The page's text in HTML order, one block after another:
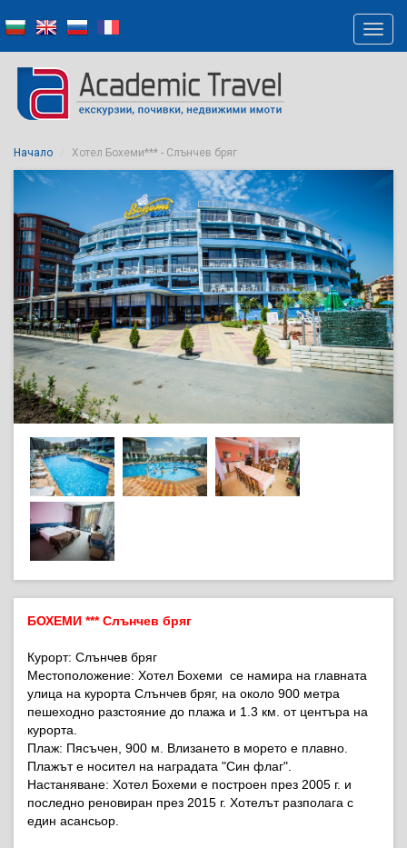
Начало Хотел Бохеми*** - Слънчев бряг
БОХЕМИ *** Слънчев бряг
Курорт: Слънчев бряг
Местоположение: Хотел Бохеми се намира на главната
улица на курорта Слънчев бряг, на около 900 метра
пешеходно разстояние до плажа и 1.3 км. от центъра на
курорта.
Плаж: Пясъчен, 900 м. Влизането в морето е плавно.
Плажът е носител на наградата "Син флаг".
Настаняване: Хотел Бохеми е построен през 2005 г. и
последно реновиран през 2015 г. Хотелът разполага с
един асансьор.